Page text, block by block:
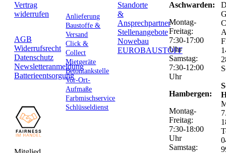
Vertrag
widerrufen
AGB
Widerrufsrecht
Datenschutz
Newsletteranmeldung
Batterieentsorgung
Anlieferung
Baustoffe &
Versand
Click &
Collect
Mietgeräte
Betontankstelle
Vor-Ort-
Aufmaße
Farbmischservice
Schlüsseldienst
Standorte
&
Ansprechpartner
Stellenangebote
Nowebau
EUROBAUSTOFF
Aschwarden:
Montag-
Freitag:
7:30-17:00
Uhr
Samstag:
7:30-12:00
Uhr
Hambergen:
Montag-
Freitag:
7:30-18:00
Uhr
Samstag: